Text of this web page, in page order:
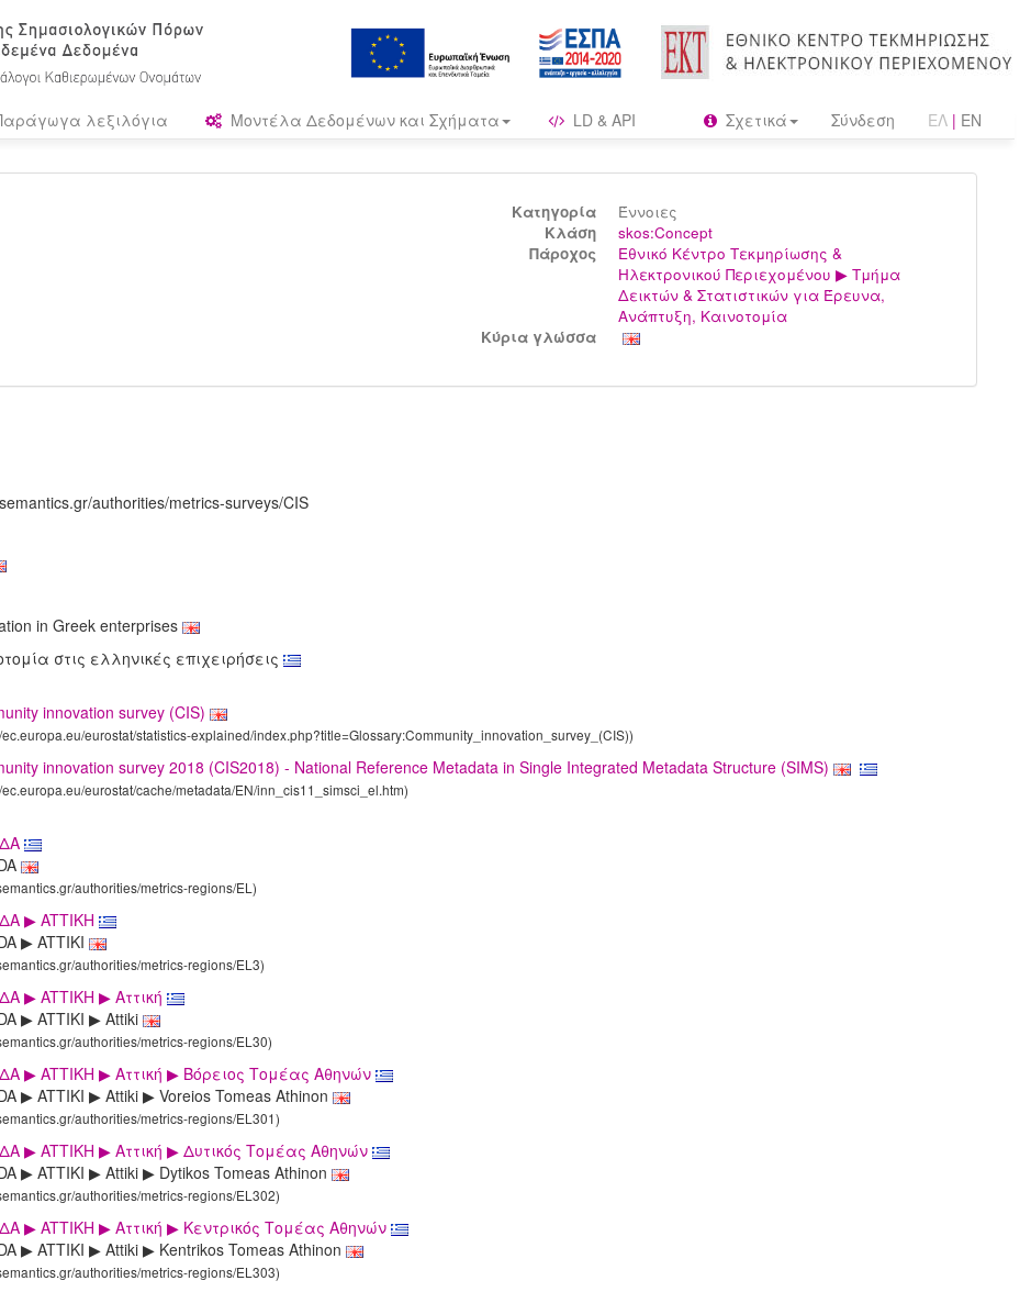
λεξιλόγια Μοντέλα Δεδομένων και Σχήματα LD & API Σχετικά Σύνδεση ΕΛ | EN
Κατηγορία
Έννοιες
Kλάση
skos:Concept
Πάροχος
Εθνικό Κέντρο Τεκμηρίωσης &
Ηλεκτρονικού Περιεχομένου ▶ Τμήμα
Δεικτών & Στατιστικών για Έρευνα,
Ανάπτυξη, Καινοτομία
Κύρια γλώσσα
authorities/metrics-surveys/CIS
in Greek enterprises
στις ελληνικές επιχειρήσεις
innovation survey (CIS)
ec.europa.eu/eurostat/statistics-explained/index.php?title=Glossary:Community_innovation_survey_(CIS))
innovation survey 2018 (CIS2018) - National Reference Metadata in Single Integrated Metadata Structure (SIMS)
ec.europa.eu/eurostat/cache/metadata/EN/inn_cis11_simsci_el.htm)
authorities/metrics-regions/EL)
▶ ATTIKΗ
▶ ATTIKI
authorities/metrics-regions/EL3)
▶ ATTIKΗ ▶ Aττική
▶ ATTIKI ▶ Attiki
authorities/metrics-regions/EL30)
▶ ATTIKΗ ▶ Aττική ▶ Βόρειος Τομέας Αθηνών
▶ ATTIKI ▶ Attiki ▶ Voreios Tomeas Athinon
authorities/metrics-regions/EL301)
▶ ATTIKΗ ▶ Aττική ▶ Δυτικός Τομέας Αθηνών
▶ ATTIKI ▶ Attiki ▶ Dytikos Tomeas Athinon
authorities/metrics-regions/EL302)
▶ ATTIKΗ ▶ Aττική ▶ Κεντρικός Τομέας Αθηνών
▶ ATTIKI ▶ Attiki ▶ Kentrikos Tomeas Athinon
authorities/metrics-regions/EL303)